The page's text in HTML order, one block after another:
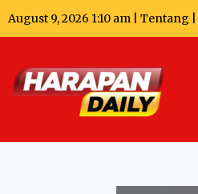
August 9, 2026 1:10 am | Tentang